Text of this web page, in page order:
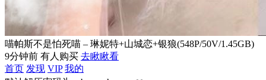
喵帕斯不是怕死喵 – 琳妮特+山城恋+银狼(548P/50V/1.45GB)
9分钟前 有人购买 去瞅瞅看
首页 发现 VIP 我的